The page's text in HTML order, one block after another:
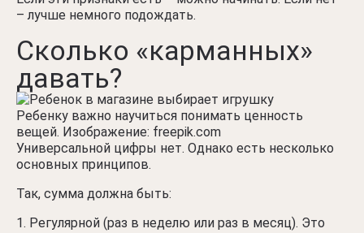
– лучше немного подождать.
Сколько «карманных»
давать?
Ребенку важно научиться понимать ценность
вещей. Изображение: freepik.com
Универсальной цифры нет. Однако есть несколько
основных принципов.
Так, сумма должна быть:
Регулярной (раз в неделю или раз в месяц). Это